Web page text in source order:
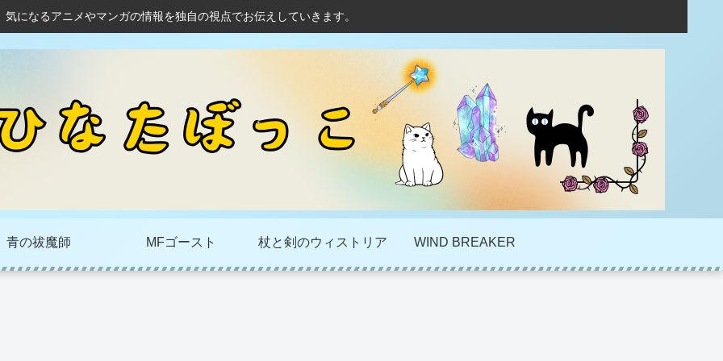
気になるアニメやマンガの情報を独自の視点でお伝えしていきます。
青の祓魔師 MFゴースト 杖と剣のウィストリア WIND BREAKER